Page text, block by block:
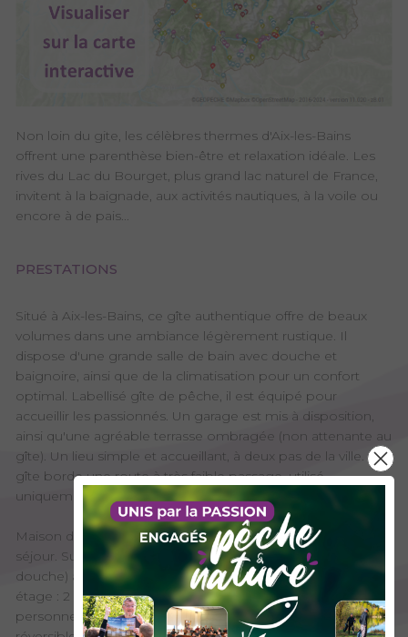
Non loin du gite, les célèbres thermes d'Aix-les-Bains
offrent une parenthèse bien-être et relaxation idéale. Les
rives du Lac du Bourget, plus grand lac naturel de France,
invitent à la baignade, aux activités nautiques, à la voile ou
encore à de pais...
PRESTATIONS
Situé à Aix-les-Bains, ce gîte authentique offre de beaux
volumes dans une ambiance légèrement rustique. Il
dispose d'une grande salle de bain avec douche et
baignoire, ainsi que de la climatisation pour un confort
optimal. Labellisé gîte de pêche, il est équipé pour
accueillir les passionnés. Un garage est mis à disposition,
ainsi qu'une agréable terrasse ombragée (non attenante au
gîte). Un lieu simple et accueillant, à deux pas de la ville. Le
gîte borde une route à très faible passage, utilisé
uniquement par les riverains.
Maison de village sur 2 niveaux : Entrée sur la cuisine, salon-
séjour. Sur un demi niveau : salle de bain (baignoire et
douche) avec double vasque, WC indépendant. Au 1er
étage : 2 chambres (1 lit 2 personnes 140x190cm / 1 lit 2
personnes 140x190cm) avec balcon filant. Climatisation